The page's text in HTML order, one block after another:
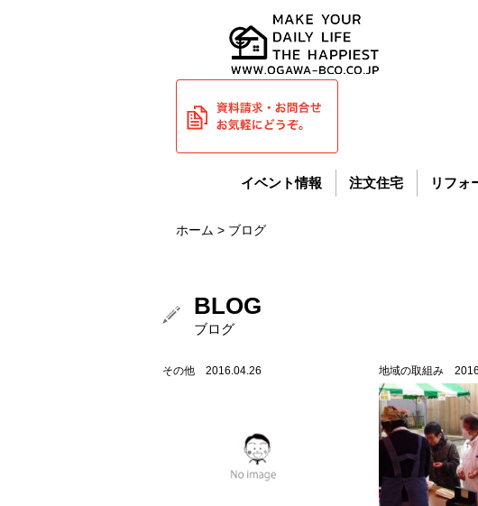
イベント情報 注文住宅 リフォ
ホーム > ブログ
BLOG
ブログ
その他 2016.04.26 地域の取組み